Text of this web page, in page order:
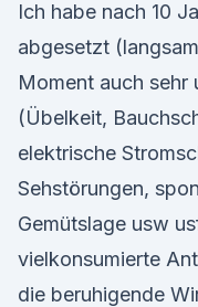
Ich habe nach 10
abgesetzt
Moment auch sehr
(Übelkeit,
elektrische
Sehstörungen,
Gemütslage usw
vielkonsumierte
die beruhigende